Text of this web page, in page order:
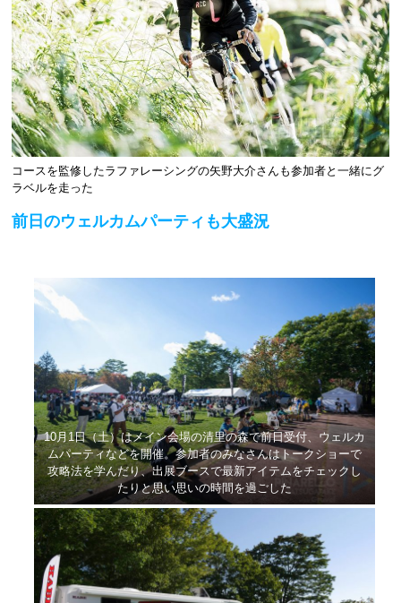
コースを監修したラファレーシングの矢野大介さんも参加者と一緒にグ
ラベルを走った
前日のウェルカムパーティも大盛況
10月1日（土）はメイン会場の清里の森で前日受付、ウェルカ
ムパーティなどを開催。参加者のみなさんはトークショーで
攻略法を学んだり、出展ブースで最新アイテムをチェックし
たりと思い思いの時間を過ごした